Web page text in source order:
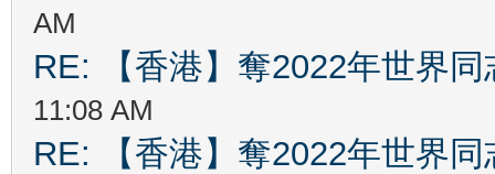
AM
RE: 【香港】奪2022年世界
11:08 AM
RE: 【香港】奪2022年世界